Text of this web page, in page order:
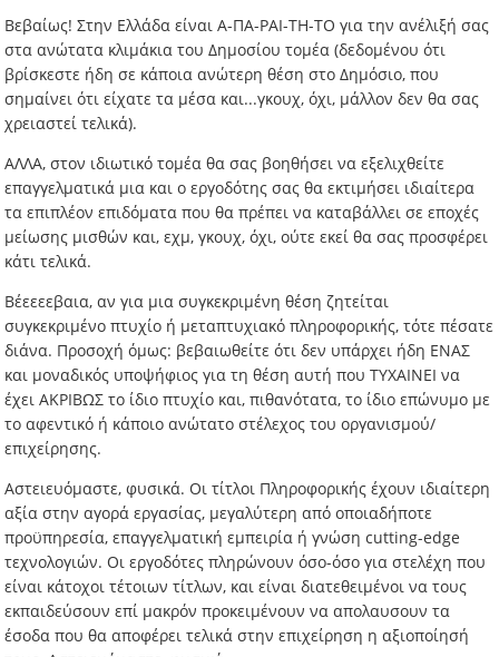
Βεβαίως! Στην Ελλάδα είναι Α-ΠΑ-ΡΑΙ-ΤΗ-ΤΟ για την ανέλιξή σας
στα ανώτατα κλιμάκια του Δημοσίου τομέα (δεδομένου ότι
βρίσκεστε ήδη σε κάποια ανώτερη θέση στο Δημόσιο, που
σημαίνει ότι είχατε τα μέσα και...γκουχ, όχι, μάλλον δεν θα σας
χρειαστεί τελικά).
ΑΛΛΑ, στον ιδιωτικό τομέα θα σας βοηθήσει να εξελιχθείτε
επαγγελματικά μια και ο εργοδότης σας θα εκτιμήσει ιδιαίτερα
τα επιπλέον επιδόματα που θα πρέπει να καταβάλλει σε εποχές
μείωσης μισθών και, εχμ, γκουχ, όχι, ούτε εκεί θα σας προσφέρει
κάτι τελικά.
Βέεεεεβαια, αν για μια συγκεκριμένη θέση ζητείται
συγκεκριμένο πτυχίο ή μεταπτυχιακό πληροφορικής, τότε πέσατε
διάνα. Προσοχή όμως: βεβαιωθείτε ότι δεν υπάρχει ήδη ΕΝΑΣ
και μοναδικός υποψήφιος για τη θέση αυτή που ΤΥΧΑΙΝΕΙ να
έχει ΑΚΡΙΒΩΣ το ίδιο πτυχίο και, πιθανότατα, το ίδιο επώνυμο με
το αφεντικό ή κάποιο ανώτατο στέλεχος του οργανισμού/
επιχείρησης.
Αστειευόμαστε, φυσικά. Οι τίτλοι Πληροφορικής έχουν ιδιαίτερη
αξία στην αγορά εργασίας, μεγαλύτερη από οποιαδήποτε
προϋπηρεσία, επαγγελματική εμπειρία ή γνώση cutting-edge
τεχνολογιών. Οι εργοδότες πληρώνουν όσο-όσο για στελέχη που
είναι κάτοχοι τέτοιων τίτλων, και είναι διατεθειμένοι να τους
εκπαιδεύσουν επί μακρόν προκειμένουν να απολαυσουν τα
έσοδα που θα αποφέρει τελικά στην επιχείρηση η αξιοποίησή